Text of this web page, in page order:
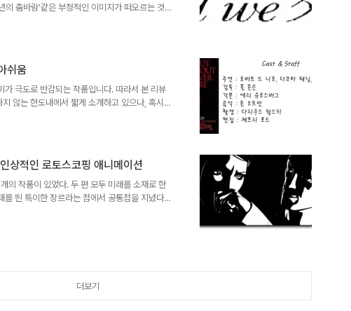
의 춤바람'같은 부정적인 이미지가 떠오르는 것
가 보다. 하긴 같은 유교권의 동양이니 다를 게
돌 듯 하는 우리의 삶에 대해 '즐거움'이란 기본
계.. 이것은 무엇을 의미하는 것일까? 삶의..
쉬움
극도로 반감되는 작품입니다. 따라서 본 리뷰
않는 한도내에서 짧게 소개하고 있으나, 혹시라
권합니다. 반전증후군에 시달리는 스릴러 영화
1월에 개봉하여 개봉 1주차에 2196만 달러의
리 스릴러 영화다. 최근 이런류의 스릴러물은..
상적인 로토스코핑 애니메이션
의 작품이 있었다. 두 편 모두 미래를 소재로 한
띈 특이한 장르라는 점에서 공통점을 지녔다.
벌에서 대상을 수상한 크리스티앙 볼크만의
더보기